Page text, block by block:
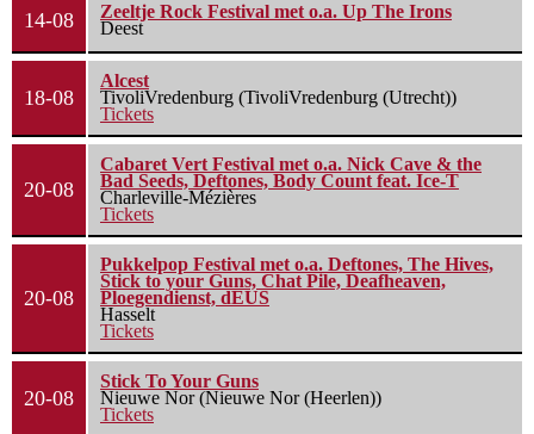
14-08
Zeeltje Rock Festival met o.a. Up The Irons
Deest
18-08
Alcest
TivoliVredenburg (TivoliVredenburg (Utrecht))
Tickets
20-08
Cabaret Vert Festival met o.a. Nick Cave & the
Bad Seeds, Deftones, Body Count feat. Ice-T
Charleville-Mézières
Tickets
20-08
Pukkelpop Festival met o.a. Deftones, The Hives,
Stick to your Guns, Chat Pile, Deafheaven,
Ploegendienst, dEUS
Hasselt
Tickets
20-08
Stick To Your Guns
Nieuwe Nor (Nieuwe Nor (Heerlen))
Tickets